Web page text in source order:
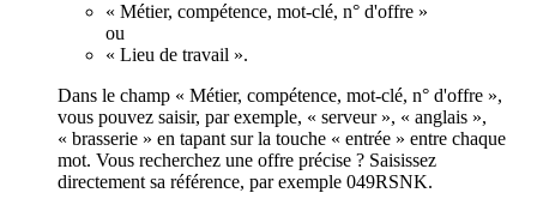
« Métier, compétence, mot-clé, n° d'offre »
ou
« Lieu de travail ».
Dans le champ « Métier, compétence, mot-clé, n° d'offre »,
vous pouvez saisir, par exemple, « serveur », « anglais »,
« brasserie » en tapant sur la touche « entrée » entre chaque
mot. Vous recherchez une offre précise ? Saisissez
directement sa référence, par exemple 049RSNK.